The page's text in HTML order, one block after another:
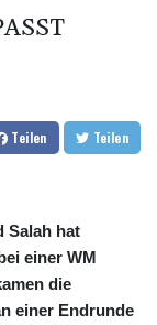
und
Teilen Teilen
Salah hat
einer WM
die
einer Endrunde